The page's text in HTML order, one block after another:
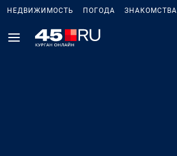
НЕДВИЖИМОСТЬ ПОГОДА ЗНАКОМСТВА